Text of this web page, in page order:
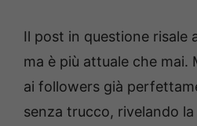
Il post in questione risale
ma è più attuale che mai.
ai followers già
senza trucco, rivelando